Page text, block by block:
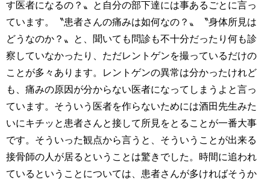
す医者になるの？〟と自分の部下達には事あるごとに言っ
ています。〝患者さんの痛みは如何なの？〟〝身体所見は
どうなのか？〟と、聞いても問診も不十分だったり何も診
察していなかったり、ただレントゲンを撮っているだけの
ことが多々あります。レントゲンの異常は分かったけれど
も、痛みの原因が分からない医者になってしまうよと言っ
ています。そういう医者を作らないためには酒田先生みた
いにキチッと患者さんと接して所見をとることが一番大事
です。そういった観点から言うと、そういうことが出来る
接骨師の人が居るということは驚きでした。時間に追われ
ているということについては、患者さんが多ければそうか